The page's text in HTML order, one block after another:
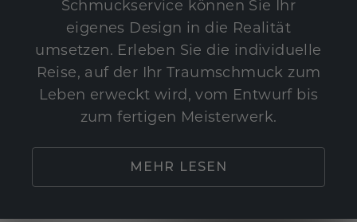
Schmuckservice können Sie Ihr
eigenes Design in die Realität
umsetzen. Erleben Sie die individuelle
Reise, auf der Ihr Traumschmuck zum
Leben erweckt wird, vom Entwurf bis
zum fertigen Meisterwerk.
MEHR LESEN